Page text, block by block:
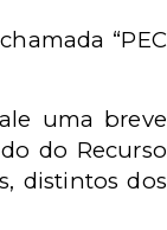
“PEC
uma breve
do Recurso
distintos dos